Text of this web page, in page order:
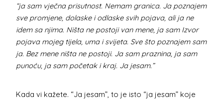
“ja sam vječna prisutnost. Nemam granica. Ja poznajem
sve promjene, dolaske i odlaske svih pojava, ali ja ne
idem sa njima. Ništa ne postoji van mene, ja sam Izvor
pojava mojeg tijela, uma i svijeta. Sve što poznajem sam
ja. Bez mene ništa ne postoji. Ja sam praznina, ja sam
punoću, ja sam početak i kraj. Ja jesam.”
Kada vi kažete. “Ja jesam”, to je isto “ja jesam” koje